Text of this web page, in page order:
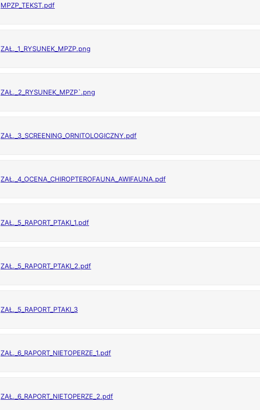
MPZP_TEKST.pdf
ZAŁ._1_RYSUNEK_MPZP.png
ZAŁ._2_RYSUNEK_MPZP`.png
ZAŁ._3_SCREENING_ORNITOLOGICZNY.pdf
ZAŁ._4_OCENA_CHIROPTEROFAUNA_AWIFAUNA.pdf
ZAŁ._5_RAPORT_PTAKI_1.pdf
ZAŁ._5_RAPORT_PTAKI_2.pdf
ZAŁ._5_RAPORT_PTAKI_3
ZAŁ._6_RAPORT_NIETOPERZE_1.pdf
ZAŁ._6_RAPORT_NIETOPERZE_2.pdf